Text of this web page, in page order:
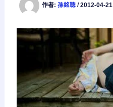
作者: 孫銘聰 /2012-04-21